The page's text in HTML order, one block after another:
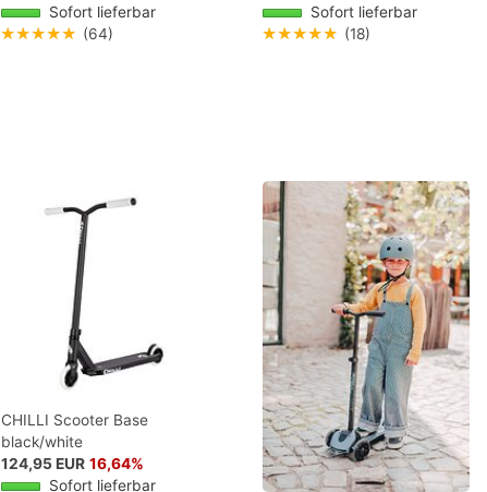
Sofort lieferbar
★★★★★ (64)
Sofort lieferbar
★★★★★ (18)
CHILLI Scooter Base
black/white
124,95 EUR 16,64%
Sofort lieferbar